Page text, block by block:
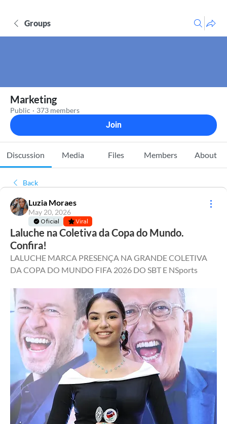
Groups
Marketing
Public · 373 members
Join
Discussion Media Files Members About
Back
Luzia Moraes
May 20, 2026
Oficial Viral
Laluche na Coletiva da Copa do Mundo.
Confira!
LALUCHE MARCA PRESENÇA NA GRANDE COLETIVA
DA COPA DO MUNDO FIFA 2026 DO SBT E NSports